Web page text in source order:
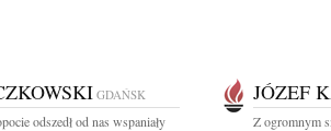
GDAŃSK
odszedł od nas wspaniały
JÓZEF
Z ogromnym